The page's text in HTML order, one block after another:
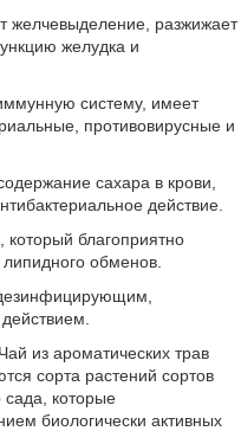
желчевыделение, разжижает
желудка и
систему, имеет
противовирусные и
сахара в крови,
действие.
благоприятно
обменов.
из ароматических трав
сорта растений сортов
сада, которые
биологически активных